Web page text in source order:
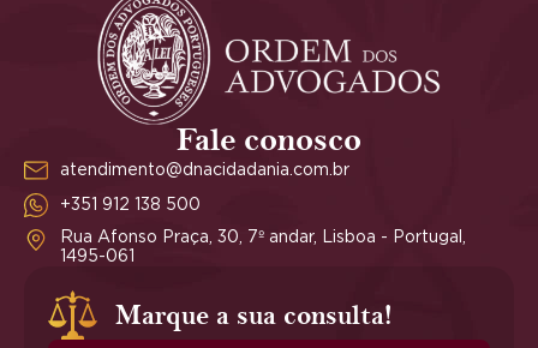
Fale conosco
atendimento@dnacidadania.com.br
+351 912 138 500
Rua Afonso Praça, 30, 7º andar, Lisboa - Portugal,
1495-061
Marque a sua consulta!